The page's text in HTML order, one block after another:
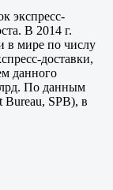
экспресс-
В 2014 г.
в мире по числу
доставки,
данного
По данным
Bureau, SPB), в